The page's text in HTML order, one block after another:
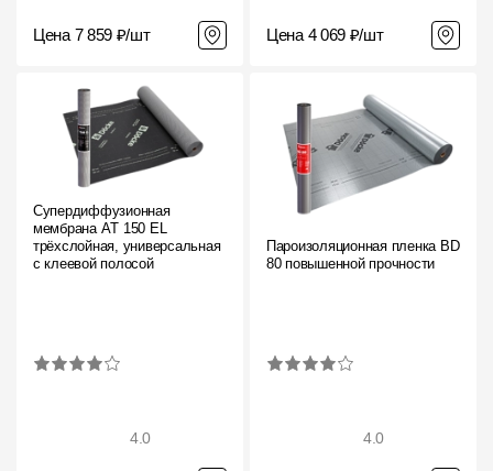
Цена 7 859 ₽/шт Цена 4 069 ₽/шт
Супердиффузионная
мембрана АT 150 EL
трёхслойная, универсальная
с клеевой полосой
4.0
Пароизоляционная пленка BD
80 повышенной прочности
4.0